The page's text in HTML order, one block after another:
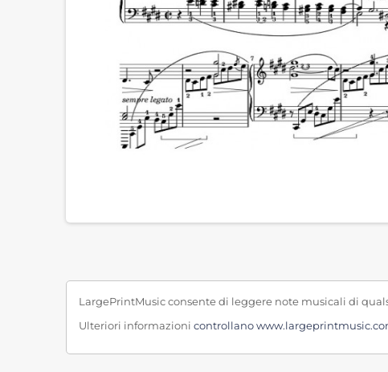
LargePrintMusic consente di leggere note musicali di
Ulteriori informazioni controllano